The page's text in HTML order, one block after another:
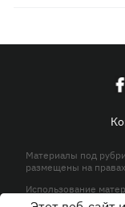
Материалы под
размещены на
Использование
активной